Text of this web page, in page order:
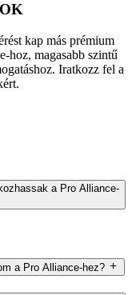
kap más prémium
hoz, magasabb szintű
Iratkozz fel a
a Pro Alliance-
a Pro Alliance-hez?